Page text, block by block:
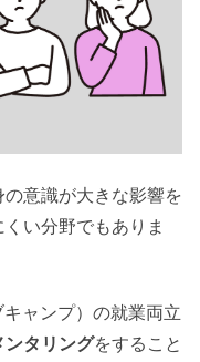
意識が大きな影響を
い分野でもありま
ャンプ）の就業両立
ンタリングをすること